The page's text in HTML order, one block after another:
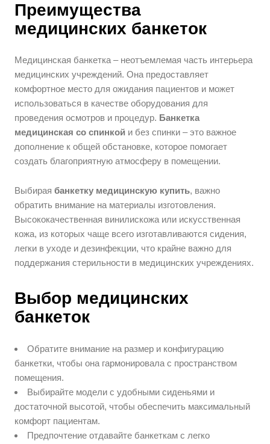
Преимущества
медицинских банкеток
Медицинская банкетка – неотъемлемая часть интерьера
медицинских учреждений. Она предоставляет
комфортное место для ожидания пациентов и может
использоваться в качестве оборудования для
проведения осмотров и процедур. Банкетка
медицинская со спинкой и без спинки – это важное
дополнение к общей обстановке, которое помогает
создать благоприятную атмосферу в помещении.
Выбираябанкетку медицинскую купить, важно
обратить внимание на материалы изготовления.
Высококачественная винилискожа или искусственная
кожа, из которых чаще всего изготавливаются сидения,
легки в уходе и дезинфекции, что крайне важно для
поддержания стерильности в медицинских учреждениях.
Выбор медицинских
банкеток
Обратите внимание на размер и конфигурацию
банкетки, чтобы она гармонировала с пространством
помещения.
Выбирайте модели с удобными сиденьями и
достаточной высотой, чтобы обеспечить максимальный
комфорт пациентам.
Предпочтение отдавайте банкеткам с легко